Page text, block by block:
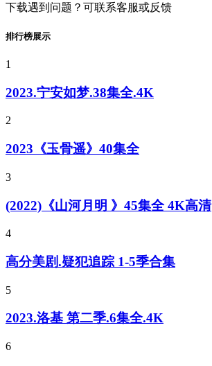
下载遇到问题？可联系客服或反馈
排行榜展示
1
2023.宁安如梦.38集全.4K
2
2023《玉骨遥》40集全
3
(2022)《山河月明 》45集全 4K高清
4
高分美剧.疑犯追踪 1-5季合集
5
2023.洛基 第二季.6集全.4K
6